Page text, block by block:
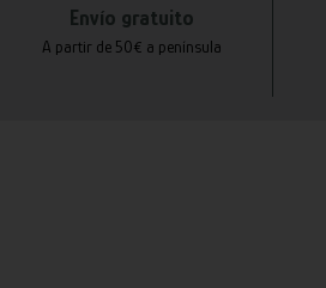
Envío gratuito
A partir de 50€ a península